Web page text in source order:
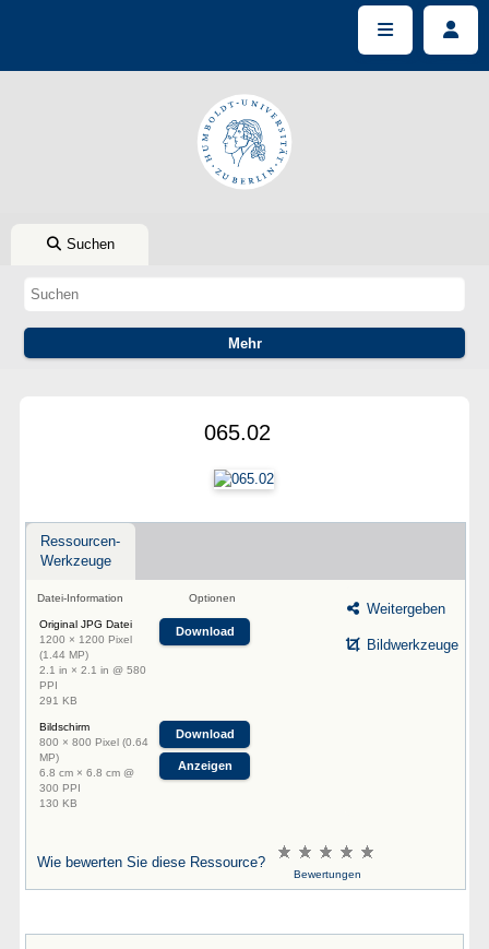
Suchen
065.02
Ressourcen-
Werkzeuge
Datei-Information Optionen
Original JPG Datei
1200 × 1200 Pixel
(1.44 MP)
2.1 in × 2.1 in @ 580
PPI
291 KB
Download
Bildschirm
800 × 800 Pixel (0.64
MP)
6.8 cm × 6.8 cm @
300 PPI
130 KB
Download
Anzeigen
Weitergeben
Bildwerkzeuge
Wie bewerten Sie diese Ressource?
Bewertungen